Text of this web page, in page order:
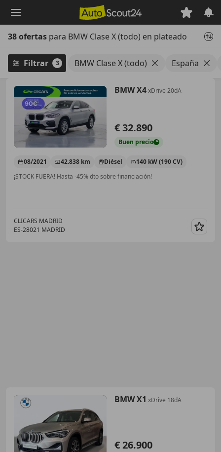
principal
38 ofertas para BMW Clase X (todo) en plateado
Filtrar 3 BMW Clase X (todo) España
BMW X4xDrive 20dA
€ 32.890
Buen precio
08/2021 42.838 km Diésel
140 kW (190 CV)
¡STOCK FUERA! Hasta -45% dto sobre financiación!
CLICARS MADRID
ES-28021 MADRID
BMW X1 xDrive 18dA
€ 26.900